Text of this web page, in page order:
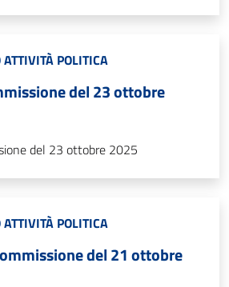
ATTIVITÀ POLITICA
del 23 ottobre
del 23 ottobre 2025
ATTIVITÀ POLITICA
del 21 ottobre